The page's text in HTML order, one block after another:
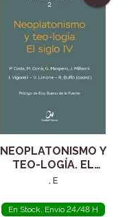
NEOPLATONISMO Y
TEO-LOGÍA. EL
SIGLO IV
, E
En Stock. Envío 24/48 H